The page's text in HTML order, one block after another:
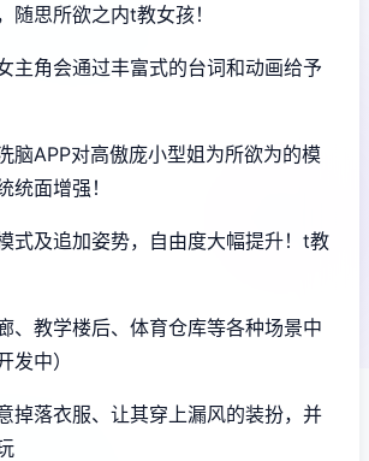
随思所欲之内t教女孩！
主角会通过丰富式的台词和动画给予
脑APP对高傲庞小型姐为所欲为的模
统面增强！
式及追加姿势，自由度大幅提升！t教
、教学楼后、体育仓库等各种场景中
发中）
掉落衣服、让其穿上漏风的装扮，并